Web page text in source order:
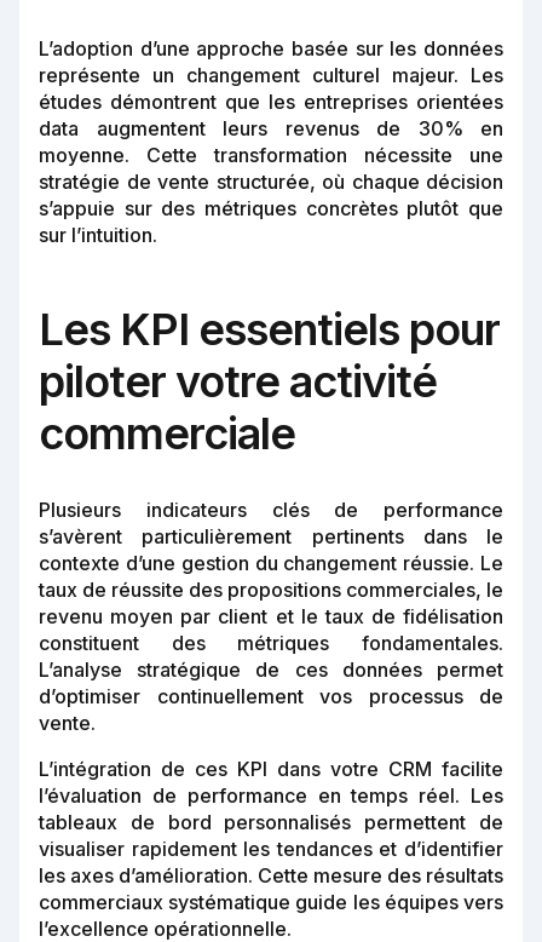
L’adoption d’une approche basée sur les données
représente un changement culturel majeur. Les
études démontrent que les entreprises orientées
data augmentent leurs revenus de 30% en
moyenne. Cette transformation nécessite une
stratégie de vente structurée, où chaque décision
s’appuie sur des métriques concrètes plutôt que
sur l’intuition.
Les KPI essentiels pour
piloter votre activité
commerciale
Plusieurs indicateurs clés de performance
s’avèrent particulièrement pertinents dans le
contexte d’une gestion du changement réussie. Le
taux de réussite des propositions commerciales, le
revenu moyen par client et le taux de fidélisation
constituent des métriques fondamentales.
L’analyse stratégique de ces données permet
d’optimiser continuellement vos processus de
vente.
L’intégration de ces KPI dans votre CRM facilite
l’évaluation de performance en temps réel. Les
tableaux de bord personnalisés permettent de
visualiser rapidement les tendances et d’identifier
les axes d’amélioration. Cette mesure des résultats
commerciaux systématique guide les équipes vers
l’excellence opérationnelle.